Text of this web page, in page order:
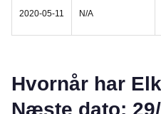
2020-05-11 N/A
Hvornår har
Næste dato: